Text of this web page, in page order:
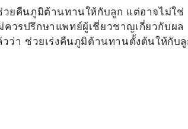
ยคืนภูมิต้านทานให้กับลูก แต่อาจไม่ใช่
วรปรึกษาแพทย์ผู้เชี่ยวชาญเกี่ยวกับผล
ว่า ช่วยเร่งคืนภูมิต้านทานตั้งต้นให้กับ